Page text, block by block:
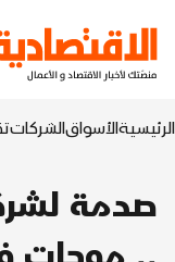
الرئيسيةالأسواقالشركات
صدمة
.. موجات